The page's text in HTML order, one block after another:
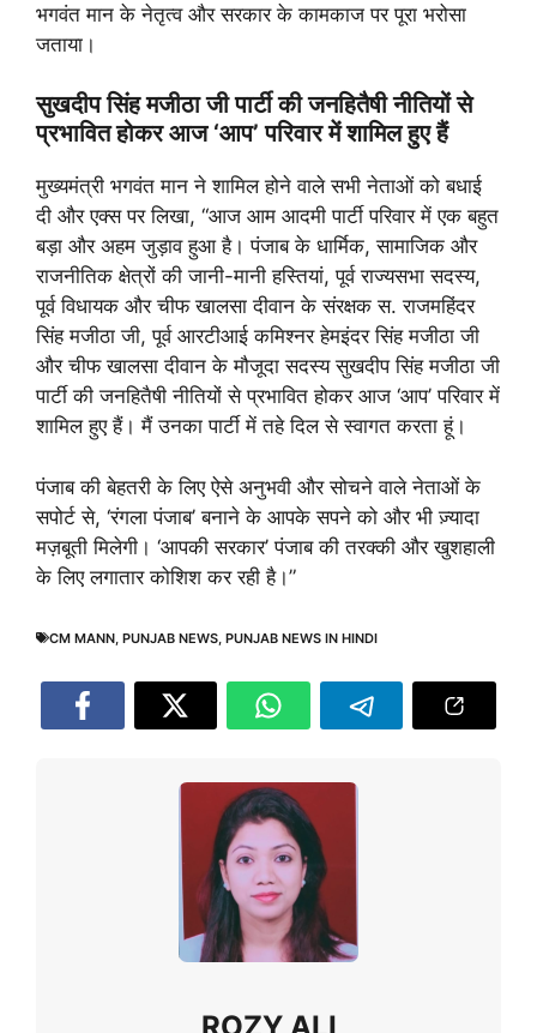
भगवंत मान के नेतृत्व और सरकार के कामकाज पर पूरा भरोसा
जताया।
सुखदीप सिंह मजीठा जी पार्टी की जनहितैषी नीतियों से
प्रभावित होकर आज ‘आप’ परिवार में शामिल हुए हैं
मुख्यमंत्री भगवंत मान ने शामिल होने वाले सभी नेताओं को बधाई
दी और एक्स पर लिखा, “आज आम आदमी पार्टी परिवार में एक बहुत
बड़ा और अहम जुड़ाव हुआ है। पंजाब के धार्मिक, सामाजिक और
राजनीतिक क्षेत्रों की जानी-मानी हस्तियां, पूर्व राज्यसभा सदस्य,
पूर्व विधायक और चीफ खालसा दीवान के संरक्षक स. राजमहिंदर
सिंह मजीठा जी, पूर्व आरटीआई कमिश्नर हेमइंदर सिंह मजीठा जी
और चीफ खालसा दीवान के मौजूदा सदस्य सुखदीप सिंह मजीठा जी
पार्टी की जनहितैषी नीतियों से प्रभावित होकर आज ‘आप’ परिवार में
शामिल हुए हैं। मैं उनका पार्टी में तहे दिल से स्वागत करता हूं।
पंजाब की बेहतरी के लिए ऐसे अनुभवी और सोचने वाले नेताओं के
सपोर्ट से, ‘रंगला पंजाब’ बनाने के आपके सपने को और भी ज़्यादा
मज़बूती मिलेगी। ‘आपकी सरकार’ पंजाब की तरक्की और खुशहाली
के लिए लगातार कोशिश कर रही है।”
CM MANN PUNJAB NEWS PUNJAB NEWS IN HINDI